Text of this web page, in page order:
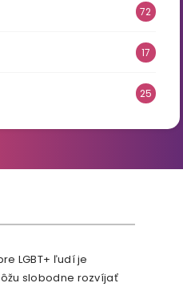
72
17
25
LGBT+ ľudí je
slobodne rozvíjať